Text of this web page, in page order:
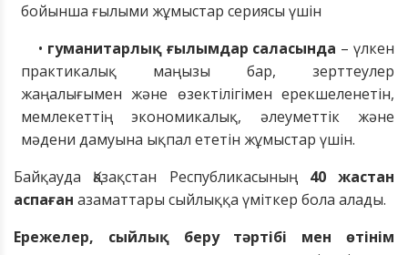
бойынша ғылыми жұмыстар сериясы үшін
• гуманитарлық ғылымдар саласында – үлкен
практикалық маңызы бар, зерттеулер
жаңалығымен және өзектілігімен ерекшеленетін,
мемлекеттің экономикалық, әлеуметтік және
мәдени дамуына ықпал ететін жұмыстар үшін.
БайқаудаҚазақстан Республикасының 40 жастан
аспаған азаматтары сыйлыққа үміткер бола алады.
Ережелер, сыйлық беру тәртібі менөтінім